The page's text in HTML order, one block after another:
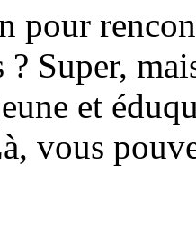
pour
? Super,
et
vous